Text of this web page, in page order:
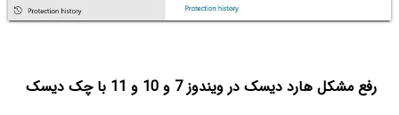
رفع مشکل هارد دیسک در ویندوز 7 و 10 و 11 با چک دیسک